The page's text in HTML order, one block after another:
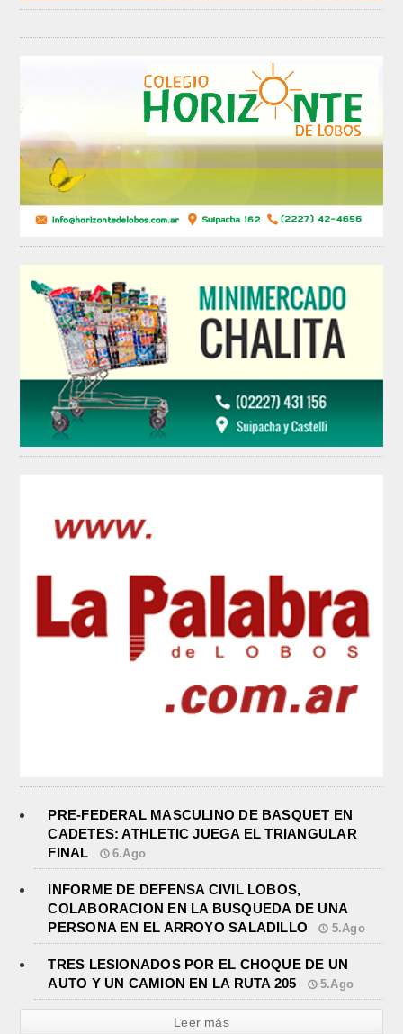
PRE-FEDERAL MASCULINO DE BASQUET EN
CADETES: ATHLETIC JUEGA EL TRIANGULAR
FINAL
6.Ago
INFORME DE DEFENSA CIVIL LOBOS,
COLABORACION EN LA BUSQUEDA DE UNA
PERSONA EN EL ARROYO SALADILLO
5.Ago
TRES LESIONADOS POR EL CHOQUE DE UN
AUTO Y UN CAMION EN LA RUTA 205
5.Ago
Leer más